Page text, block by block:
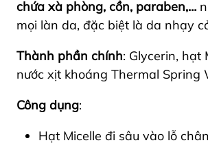
chứa xà phòng, cồn, paraben,…
mọi làn da, đặc biệt là da nhạy
Thành phần chính: Glycerin, hạt
nước xịt khoáng Thermal Spring
Công dụng:
Hạt Micelle đi sâu vào lỗ